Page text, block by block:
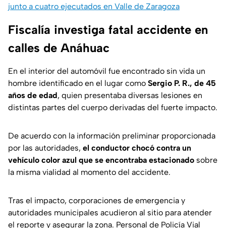
junto a cuatro ejecutados en Valle de Zaragoza
Fiscalía investiga fatal accidente en
calles de Anáhuac
En el interior del automóvil fue encontrado sin vida un
hombre identificado en el lugar como Sergio P. R., de 45
años de edad, quien presentaba diversas lesiones en
distintas partes del cuerpo derivadas del fuerte impacto.
De acuerdo con la información preliminar proporcionada
por las autoridades, el conductor chocó contra un
vehículo color azul que se encontraba estacionado sobre
la misma vialidad al momento del accidente.
Tras el impacto, corporaciones de emergencia y
autoridades municipales acudieron al sitio para atender
el reporte y asegurar la zona. Personal de Policía Vial